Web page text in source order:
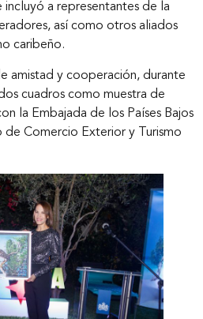
a representantes de la
así como otros aliados
caribeño.
amistad y cooperación, durante
cuadros como muestra de
la Embajada de los Países Bajos
de Comercio Exterior y Turismo